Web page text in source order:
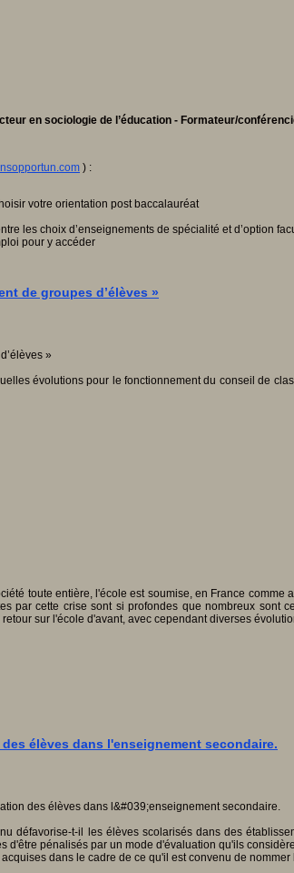
en sociologie de l’éducation - Formateur/
) :
votre orientation post baccalauréat
les choix d’enseignements de spécialité et d’option
pour y accéder
de groupes d’élèves »
évolutions pour le fonctionnement du conseil de
toute entière, l'école est soumise, en France
par cette crise sont si profondes que nombreux
sur l'école d'avant, avec cependant diverses
élèves dans l'enseignement secondaire.
défavorise-t-il les élèves scolarisés dans des
pénalisés par un mode d'évaluation qu'ils
dans le cadre de ce qu'il est convenu de